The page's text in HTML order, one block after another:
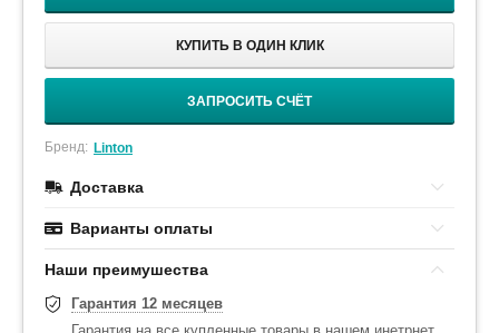
КУПИТЬ В ОДИН КЛИК
ЗАПРОСИТЬ СЧЁТ
Бренд: Linton
Доставка
Варианты оплаты
Наши преимушества
Гарантия 12 месяцев